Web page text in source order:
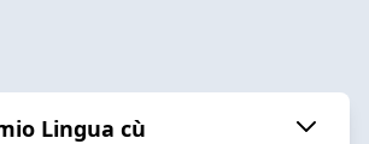
Lingua cù